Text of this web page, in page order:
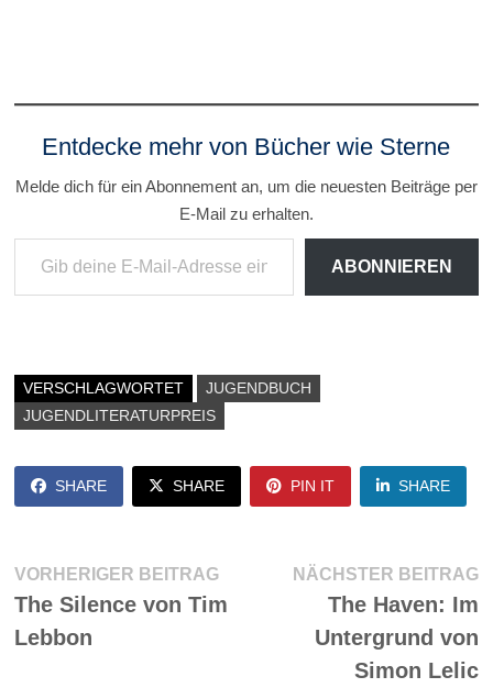
Entdecke mehr von Bücher wie Sterne
Melde dich für ein Abonnement an, um die neuesten Beiträge per
E-Mail zu erhalten.
Gib deine E-Mail-Adresse ein ...
ABONNIEREN
VERSCHLAGWORTET
JUGENDBUCH
JUGENDLITERATURPREIS
SHARE SHARE PIN IT SHARE
Beitragsnavigation
VORHERIGER BEITRAGVorheriger
Beitrag:
The Silence von Tim
Lebbon
NÄCHSTER BEITRAG
The Haven: Im
Untergrund von
Simon Lelic